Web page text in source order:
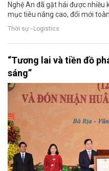
Nghệ An đã gặt hái được
mục tiêu nâng cao, đổi mới
Thời sự - Logistics
“Tương lai và tiền đồ
sáng”